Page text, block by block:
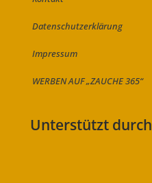
Datenschutzerklärung
Impressum
WERBEN AUF „ZAUCHE 365“
Unterstützt durch